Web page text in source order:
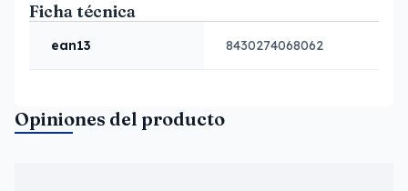
Ficha técnica
ean13 8430274068062
Opiniones del producto